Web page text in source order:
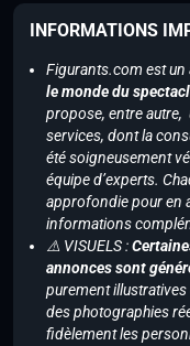
INFORMATIONS
Figurants.com est un
le monde du
propose, entre autre,
services, dont la
été soigneusement
équipe d’experts.
approfondie pour en
informations
⚠️ VISUELS :
annonces sont
purement
des photographies
fidèlement les